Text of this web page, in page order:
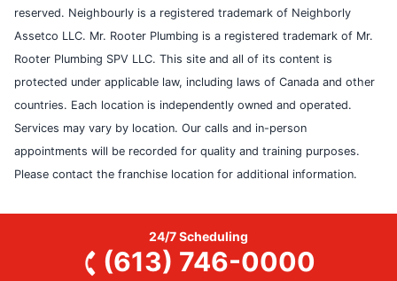
reserved. Neighbourly is a registered trademark of Neighborly
Assetco LLC. Mr. Rooter Plumbing is a registered trademark of Mr.
Rooter Plumbing SPV LLC. This site and all of its content is
protected under applicable law, including laws of Canada and other
countries. Each location is independently owned and operated.
Services may vary by location. Our calls and in-person
appointments will be recorded for quality and training purposes.
Please contact the franchise location for additional information.
24/7 Scheduling
(613) 746-0000